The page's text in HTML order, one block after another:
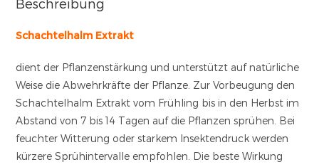
Beschreibung
Schachtelhalm Extrakt
dient der Pflanzenstärkung und unterstützt auf natürliche
Weise die Abwehrkräfte der Pflanze. Zur Vorbeugung den
Schachtelhalm Extrakt vom Frühling bis in den Herbst im
Abstand von 7 bis 14 Tagen auf die Pflanzen sprühen. Bei
feuchter Witterung oder starkem Insektendruck werden
kürzere Sprühintervalle empfohlen. Die beste Wirkung